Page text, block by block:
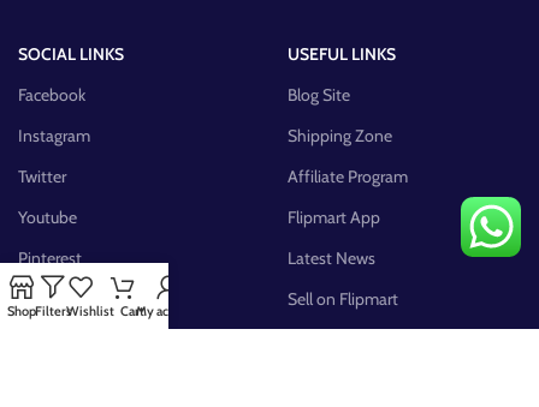
SOCIAL LINKS
Facebook
Instagram
Twitter
Youtube
Pinterest
FB Group
USEFUL LINKS
Blog Site
Shipping Zone
Affiliate Program
Flipmart App
Latest News
Sell on Flipmart
ShopFiltersWishlist CartMy account